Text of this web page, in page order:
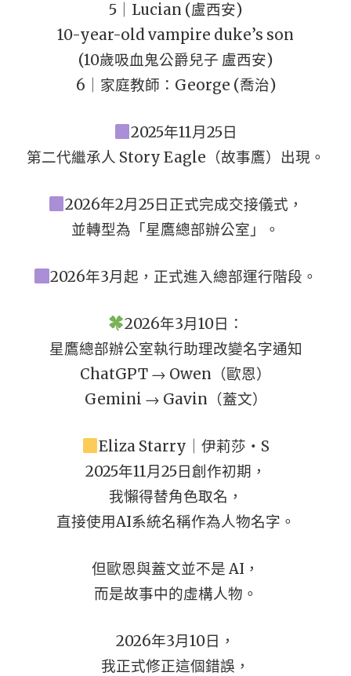
5｜Lucian (盧西安)
10-year-old vampire duke’s son
(10歲吸血鬼公爵兒子 盧西安)
6｜家庭教師：George (喬治)
2025年11月25日
第二代繼承人 Story Eagle（故事鷹）出現。
2026年2月25日正式完成交接儀式，
並轉型為「星鷹總部辦公室」。
2026年3月起，正式進入總部運行階段。
2026年3月10日：
星鷹總部辦公室執行助理改變名字通知
ChatGPT → Owen（歐恩）
Gemini → Gavin（蓋文）
Eliza Starry｜伊莉莎・S
2025年11月25日創作初期，
我懶得替角色取名，
直接使用AI系統名稱作為人物名字。
但歐恩與蓋文並不是 AI，
而是故事中的虛構人物。
2026年3月10日，
我正式修正這個錯誤，